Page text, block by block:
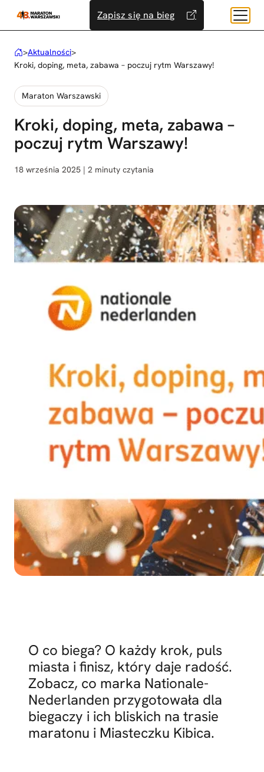
Zapisz się na bieg
>Aktualności>
Kroki, doping, meta, zabawa – poczuj rytm Warszawy!
Maraton Warszawski
Kroki, doping, meta, zabawa –
poczuj rytm Warszawy!
18 września 2025 | 2 minuty czytania
O co biega? O każdy krok, puls
miasta i finisz, który daje radość.
Zobacz, co marka Nationale-
Nederlanden przygotowała dla
biegaczy i ich bliskich na trasie
maratonu i Miasteczku Kibica.